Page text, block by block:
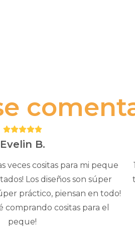
Puntuación:
5
Evelin B.
veces cositas para mi peque
Los diseños son súper
práctico, piensan en todo!
comprando cositas para el
peque!